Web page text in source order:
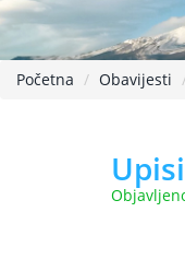
Početna Obavijesti